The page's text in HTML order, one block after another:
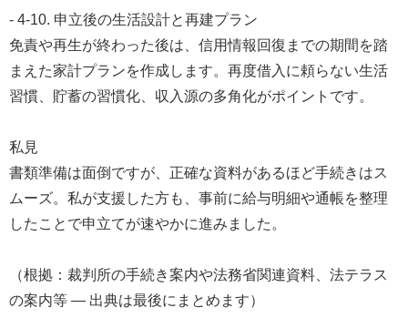
- 4-10. 申立後の生活設計と再建プラン
免責や再生が終わった後は、信用情報回復までの期間を踏
まえた家計プランを作成します。再度借入に頼らない生活
習慣、貯蓄の習慣化、収入源の多角化がポイントです。
私見
書類準備は面倒ですが、正確な資料があるほど手続きはス
ムーズ。私が支援した方も、事前に給与明細や通帳を整理
したことで申立てが速やかに進みました。
（根拠：裁判所の手続き案内や法務省関連資料、法テラス
の案内等 — 出典は最後にまとめます）